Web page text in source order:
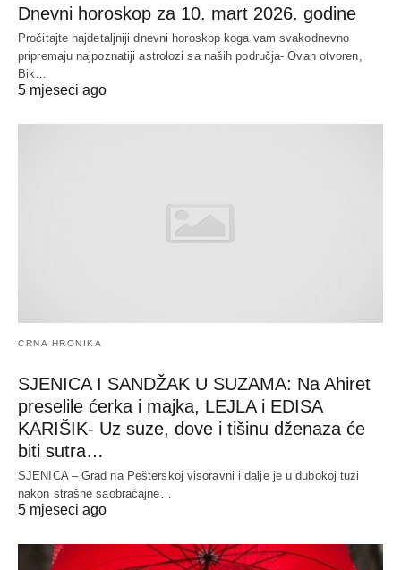
Dnevni horoskop za 10. mart 2026. godine
Pročitajte najdetaljniji dnevni horoskop koga vam svakodnevno
pripremaju najpoznatiji astrolozi sa naših područja- Ovan otvoren,
Bik…
5 mjeseci ago
CRNA HRONIKA
SJENICA I SANDŽAK U SUZAMA: Na Ahiret
preselile ćerka i majka, LEJLA i EDISA
KARIŠIK- Uz suze, dove i tišinu dženaza će
biti sutra…
SJENICA – Grad na Pešterskoj visoravni i dalje je u dubokoj tuzi
nakon strašne saobraćajne…
5 mjeseci ago